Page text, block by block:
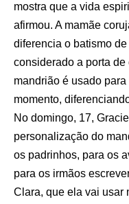
mostra que a vida
afirmou. A mamãe
diferencia o batismo
considerado a porta
mandrião é usado
momento,
No domingo, 17,
personalização do
os padrinhos, para os
para os irmãos
Clara, que ela vai usar